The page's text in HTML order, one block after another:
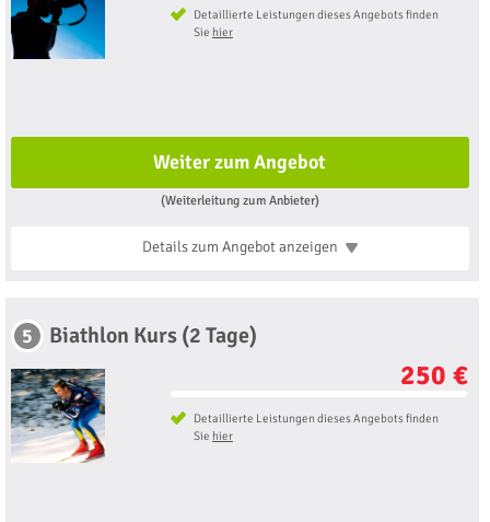
Detaillierte Leistungen dieses Angebots finden
Sie hier
Weiter zum Angebot
(Weiterleitung zum Anbieter)
Details zum Angebotanzeigen
5 Biathlon Kurs (2 Tage)
250 €
Detaillierte Leistungen dieses Angebots finden
Sie hier